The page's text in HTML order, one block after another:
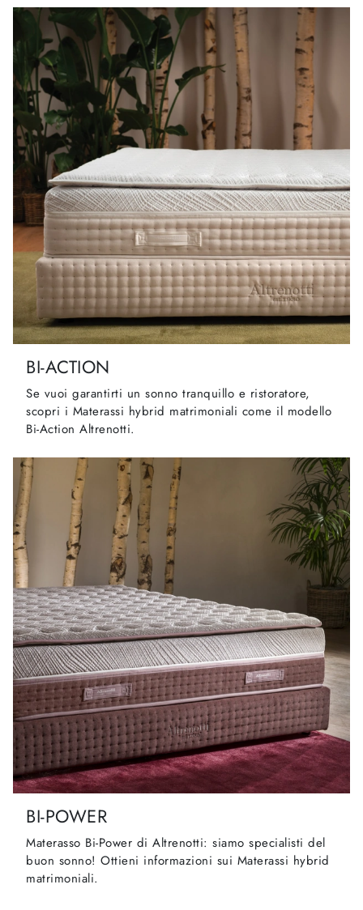
BI-ACTION
Se vuoi garantirti un sonno tranquillo e ristoratore,
scopri i Materassi hybrid matrimoniali come il modello
Bi-Action Altrenotti.
BI-POWER
Materasso Bi-Power di Altrenotti: siamo specialisti del
buon sonno! Ottieni informazioni sui Materassi hybrid
matrimoniali.